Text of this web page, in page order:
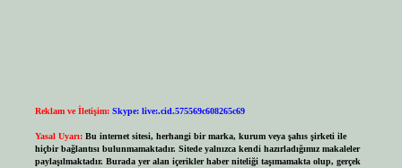
Reklam ve İletişim: Skype: live:.cid.575569c608265c69
Yasal Uyarı: Bu internet sitesi, herhangi bir marka, kurum veya şahıs şirketi ile
hiçbir bağlantısı bulunmamaktadır. Sitede yalnızca kendi hazırladığımız makaleler
paylaşılmaktadır. Burada yer alan içerikler haber niteliği taşımamakta olup, gerçek